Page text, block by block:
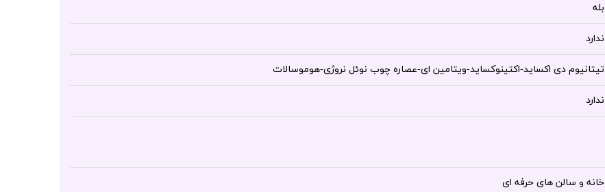
بله
ندارد
تیتانیوم دی اکساید-اکتینوکساید-ویتامین ای-عصاره چوب نوئل نروژی-هوموسالات
ندارد
خانه و سالن های حرفه ای